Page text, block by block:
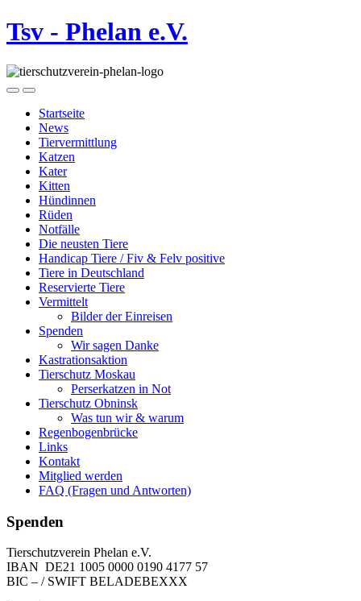
Tsv - Phelan e.V.
Startseite
News
Tiervermittlung
Katzen
Kater
Kitten
Hündinnen
Rüden
Notfälle
Die neusten Tiere
Handicap Tiere / Fiv & Felv positive
Tiere in Deutschland
Reservierte Tiere
Vermittelt
Bilder der Einreisen
Spenden
Wir sagen Danke
Kastrationsaktion
Tierschutz Moskau
Perserkatzen in Not
Tierschutz Obninsk
Was tun wir & warum
Regenbogenbrücke
Links
Kontakt
Mitglied werden
FAQ (Fragen und Antworten)
Spenden
Tierschutzverein Phelan e.V.
IBAN DE21 1005 0000 0190 4177 57
BIC – / SWIFT BELADEBEXXX